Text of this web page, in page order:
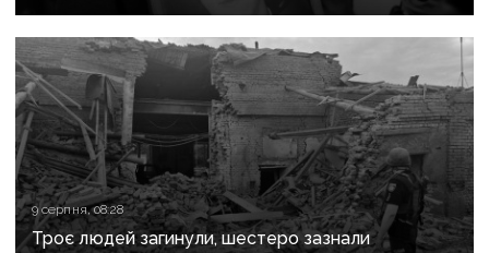
загиблого героя розповіла про рішення влади
9 серпня, 08:28
Троє людей загинули, шестеро зазнали